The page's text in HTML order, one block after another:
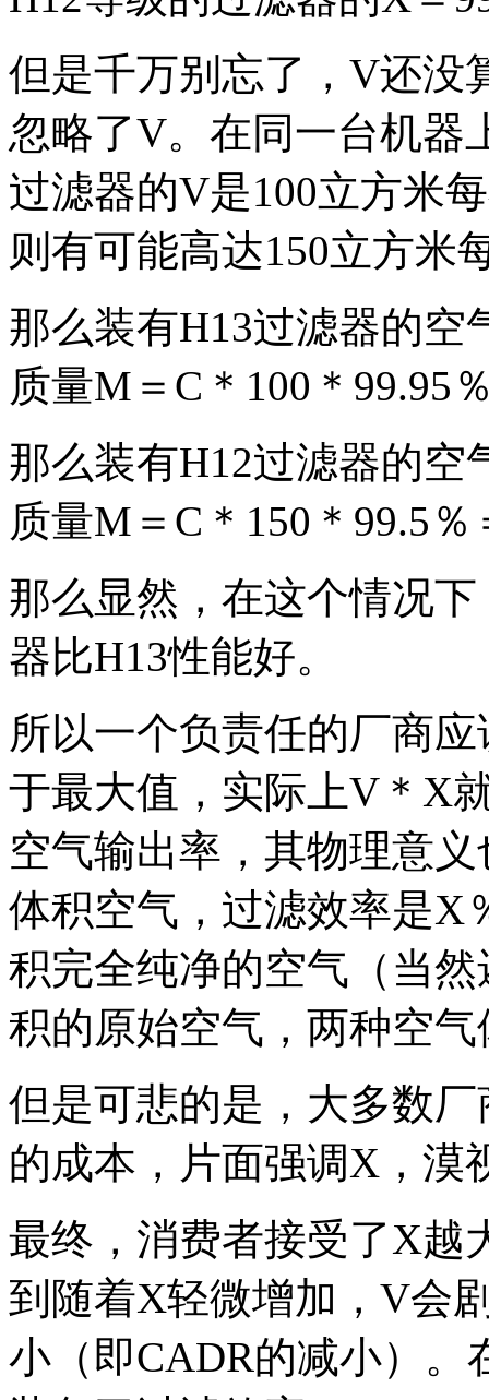
但是千万别忘了，V还没
忽略了V。在同一台机器
过滤器的V是100立方米
则有可能高达150立方米
那么装有H13过滤器的空
质量M＝C＊100＊99.95
那么装有H12过滤器的空
质量M＝C＊150＊99.5％
那么显然，在这个情况
器比H13性能好。
所以一个负责任的厂商
于最大值，实际上V＊X
空气输出率，其物理意
体积空气，过滤效率是X
积完全纯净的空气（当
积的原始空气，两种空
但是可悲的是，大多数
的成本，片面强调X，漠
最终，消费者接受了X越
到随着X轻微增加，V会
小（即CADR的减小）。